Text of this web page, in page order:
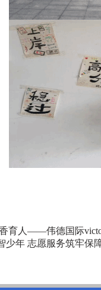
育人——伟德国际
少年 志愿服务筑牢保